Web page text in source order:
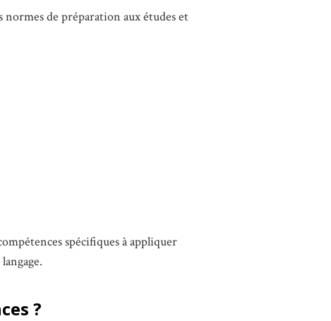
normes de préparation aux études et
spécifiques à appliquer
?